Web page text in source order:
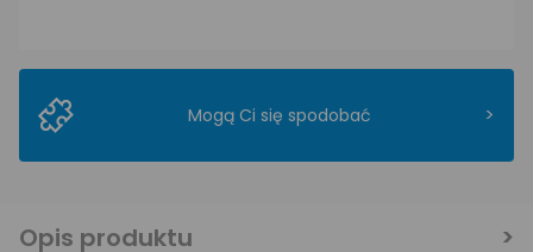
Mogą Ci się spodobać >
Opis produktu